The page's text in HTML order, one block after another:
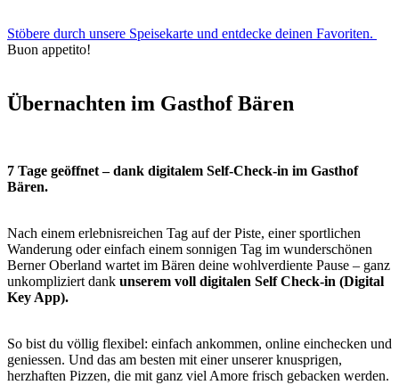
Stöbere durch unsere Speisekarte und entdecke deinen Favoriten.
Buon appetito!
Übernachten im Gasthof Bären
7 Tage geöffnet – dank digitalem Self-Check-in im Gasthof
Bären.
Nach einem erlebnisreichen Tag auf der Piste, einer sportlichen
Wanderung oder einfach einem sonnigen Tag im wunderschönen
Berner Oberland wartet im Bären deine wohlverdiente Pause – ganz
unkompliziert dank unserem voll digitalen Self Check-in (Digital
Key App).
So bist du völlig flexibel: einfach ankommen, online einchecken und
geniessen. Und das am besten mit einer unserer knusprigen,
herzhaften Pizzen, die mit ganz viel Amore frisch gebacken werden.